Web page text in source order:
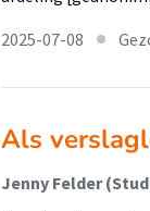
2025-07-08
Als
Jenny Felder